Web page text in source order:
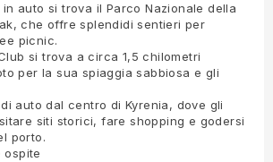
auto si trova il Parco Nazionale della
che offre splendidi sentieri per
picnic.
si trova a circa 1,5 chilometri
per la sua spiaggia sabbiosa e gli
auto dal centro di Kyrenia, dove gli
siti storici, fare shopping e godersi
porto.
ospite